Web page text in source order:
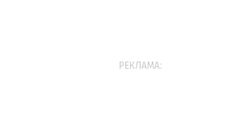
РЕКЛАМА: